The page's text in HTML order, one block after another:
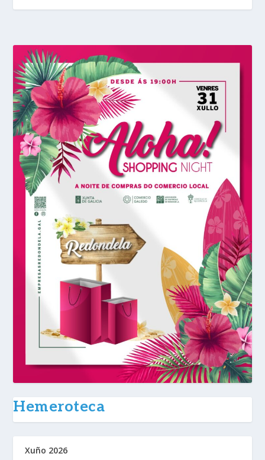
Hemeroteca
Xuño 2026